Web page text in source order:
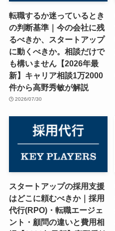
転職するか迷っているとき
の判断基準｜今の会社に残
るべきか、スタートアップ
に動くべきか。相談だけで
も構いません【2026年最
新】キャリア相談1万2000
件から高野秀敏が解説
2026/07/30
スタートアップの採用支援
はどこに頼むべきか｜採用
代行(RPO)・転職エージェ
ント・顧問の違いと費用相